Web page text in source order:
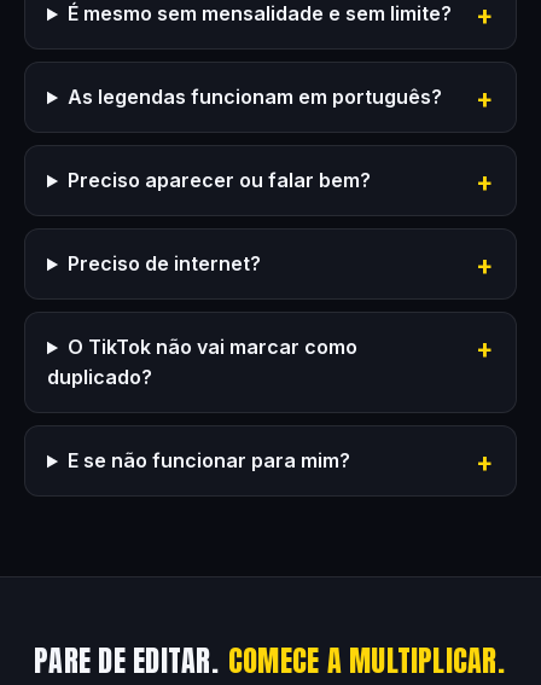
É mesmo sem mensalidade e sem limite?
As legendas funcionam em português?
Preciso aparecer ou falar bem?
Preciso de internet?
O TikTok não vai marcar como
duplicado?
E se não funcionar para mim?
PARE DE EDITAR. COMECE A MULTIPLICAR.